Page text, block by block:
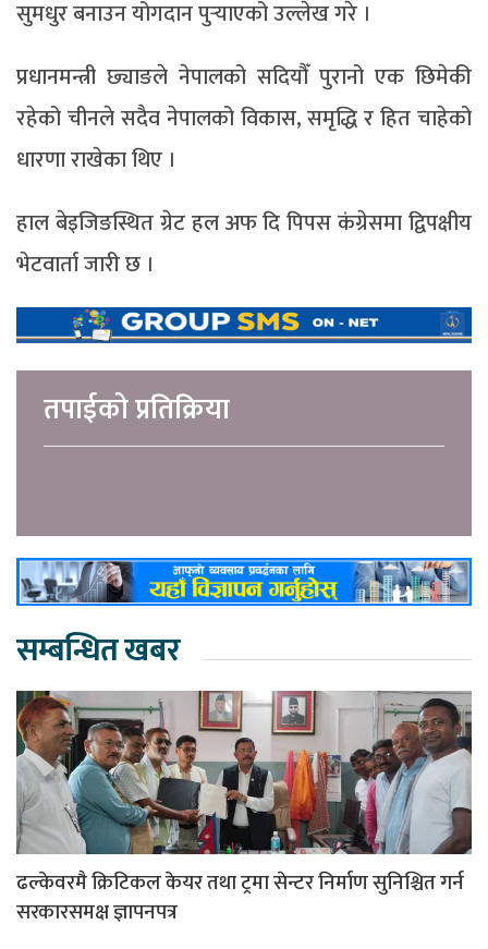
सुमधुर बनाउन योगदान पुर्‍याएको उल्लेख गरे ।
प्रधानमन्त्री छ्याङले नेपालको सदियौँ पुरानो एक छिमेकी
रहेको चीनले सदैव नेपालको विकास, समृद्धि र हित चाहेको
धारणा राखेका थिए ।
हाल बेइजिङस्थित ग्रेट हल अफ दि पिपस कंग्रेसमा द्विपक्षीय
भेटवार्ता जारी छ ।
तपाईको प्रतिक्रिया
सम्बन्धित खबर
ढल्केवरमै क्रिटिकल केयर तथा ट्रमा सेन्टर निर्माण सुनिश्चित गर्न
सरकारसमक्ष ज्ञापनपत्र